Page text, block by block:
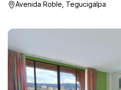
Avenida Roble, Tegucigalpa